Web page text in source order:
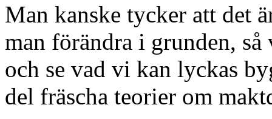
Man kanske tycker att det
man förändra i grunden,
och se vad vi kan lyckas
del fräscha teorier om